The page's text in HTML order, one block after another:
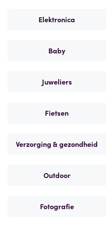
Elektronica
Baby
Juweliers
Fietsen
Verzorging & gezondheid
Outdoor
Fotografie